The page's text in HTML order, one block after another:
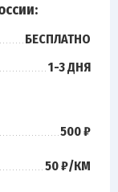
БЕСПЛАТНО
1-3 ДНЯ
500 ₽
50 ₽/КМ